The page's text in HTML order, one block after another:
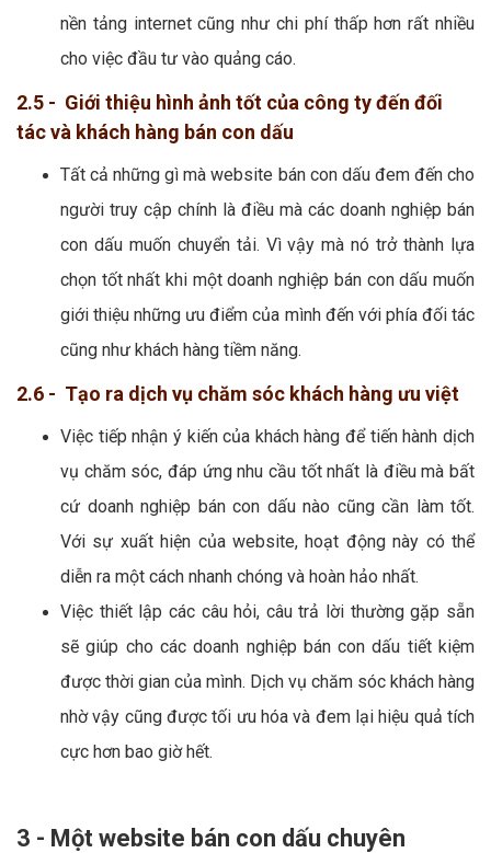
nền tảng internet cũng như chi phí thấp hơn rất nhiều
cho việc đầu tư vào quảng cáo.
2.5 - Giới thiệu hình ảnh tốt của công ty đến đối
tác và khách hàng bán con dấu
Tất cả những gì mà website bán con dấu đem đến cho
người truy cập chính là điều mà các doanh nghiệp bán
con dấu muốn chuyển tải. Vì vậy mà nó trở thành lựa
chọn tốt nhất khi một doanh nghiệp bán con dấu muốn
giới thiệu những ưu điểm của mình đến với phía đối tác
cũng như khách hàng tiềm năng.
2.6 - Tạo ra dịch vụ chăm sóc khách hàng ưu việt
Việc tiếp nhận ý kiến của khách hàng để tiến hành dịch
vụ chăm sóc, đáp ứng nhu cầu tốt nhất là điều mà bất
cứ doanh nghiệp bán con dấu nào cũng cần làm tốt.
Với sự xuất hiện của website, hoạt động này có thể
diễn ra một cách nhanh chóng và hoàn hảo nhất.
Việc thiết lập các câu hỏi, câu trả lời thường gặp sẵn
sẽ giúp cho các doanh nghiệp bán con dấu tiết kiệm
được thời gian của mình. Dịch vụ chăm sóc khách hàng
nhờ vậy cũng được tối ưu hóa và đem lại hiệu quả tích
cực hơn bao giờ hết.
3 - Một website bán con dấu chuyên